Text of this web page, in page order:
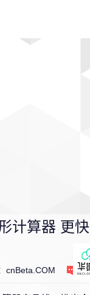
计算器 更
cnBeta.COM 0